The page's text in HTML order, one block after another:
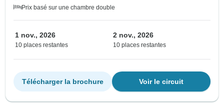
Prix basé sur une chambre double
1 nov., 2026
10 places restantes
2 nov., 2026
10 places restantes
Voir le circuit
Télécharger la brochure